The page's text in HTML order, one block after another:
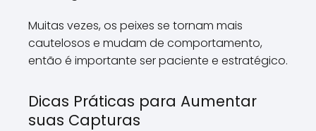
Muitas vezes, os peixes se tornam mais
cautelosos e mudam de comportamento,
então é importante ser paciente e estratégico.
Dicas Práticas para Aumentar
suas Capturas